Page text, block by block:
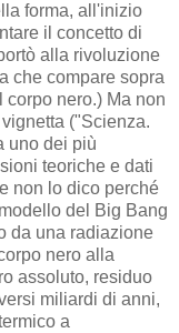
forma, all'inizio
il concetto di
alla rivoluzione
che compare sopra
corpo nero.) Ma non
("Scienza.
uno dei più
teoriche e dati
non lo dico perché
del Big Bang
da una radiazione
nero alla
assoluto, residuo
miliardi di anni,
a